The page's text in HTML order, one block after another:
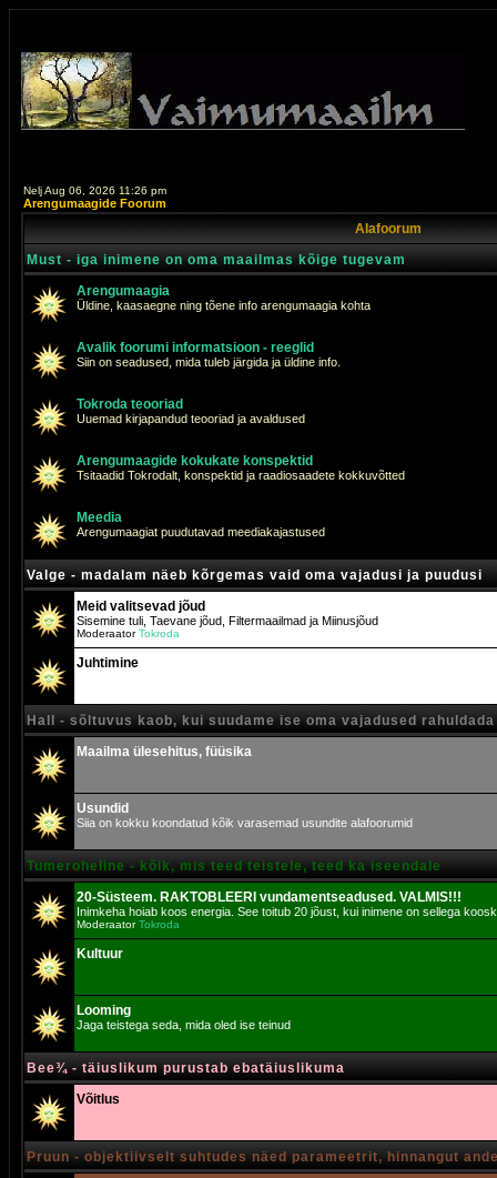
Nelj Aug 06, 2026 11:26 pm
Arengumaagide Foorum
Alafoorum
Must - iga inimene on oma maailmas kõige tugevam
Arengumaagia
Üldine, kaasaegne ning tõene info arengumaagia kohta
Avalik foorumi informatsioon - reeglid
Siin on seadused, mida tuleb järgida ja üldine info.
Tokroda teooriad
Uuemad kirjapandud teooriad ja avaldused
Arengumaagide kokukate konspektid
Tsitaadid Tokrodalt, konspektid ja raadiosaadete kokkuvõtted
Meedia
Arengumaagiat puudutavad meediakajastused
Valge - madalam näeb kõrgemas vaid oma vajadusi ja puudusi
Meid valitsevad jõud
Sisemine tuli, Taevane jõud, Filtermaailmad ja Miinusjõud
ModeraatorTokroda
Juhtimine
Hall - sõltuvus kaob, kui suudame ise oma vajadused rahuldada
Maailma ülesehitus, füüsika
Usundid
Siia on kokku koondatud kõik varasemad usundite alafoorumid
Tumeroheline - kõik, mis teed teistele, teed ka iseendale
20-Süsteem. RAKTOBLEERI vundamentseadused. VALMIS!!!
Inimkeha hoiab koos energia. See toitub 20 jõust, kui inimene on sellega
ModeraatorTokroda
Kultuur
Looming
Jaga teistega seda, mida oled ise teinud
Bee¾ - täiuslikum purustab ebatäiuslikuma
Võitlus
Pruun - objektiivselt suhtudes näed parameetrit, hinnangut